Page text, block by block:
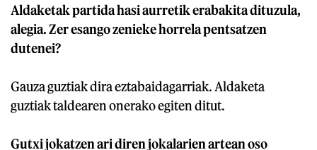
Aldaketak partida hasi aurretik erabakita dituzula,
alegia. Zer esango zenieke horrela pentsatzen
dutenei?
Gauza guztiak dira eztabaidagarriak. Aldaketa
guztiak taldearen onerako egiten ditut.
Gutxi jokatzen ari diren jokalarien artean oso